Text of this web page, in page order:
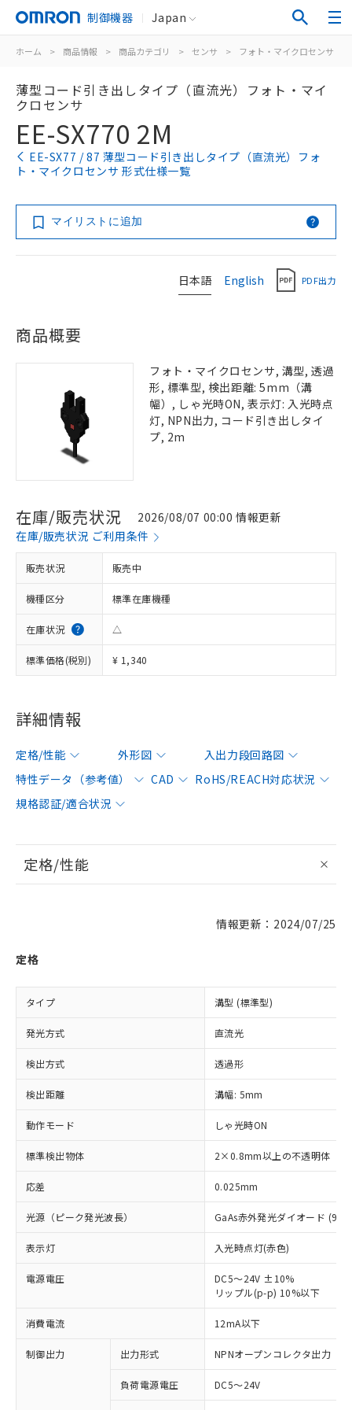
制御機器 Japan
ホーム > 商品情報 > 商品カテゴリ > センサ > フォト・マイクロセンサ
薄型コード引き出しタイプ（直流光）フォト・マイ
クロセンサ
EE-SX770 2M
EE-SX77 / 87 薄型コード引き出しタイプ（直流光）フォ
ト・マイクロセンサ 形式仕様一覧
マイリストに追加
日本語 English PDF出力
商品概要
フォト・マイクロセンサ, 溝型, 透過
形, 標準型, 検出距離: 5mm（溝
幅）, しゃ光時ON, 表示灯: 入光時点
灯, NPN出力, コード引き出しタイ
プ, 2m
在庫/販売状況
2026/08/07 00:00 情報更新
在庫/販売状況 ご利用条件
販売状況 販売中
機種区分 標準在庫機種
在庫状況 △
標準価格(税別) ¥ 1,340
詳細情報
定格/性能 外形図
入出力段回路図
特性データ（参考値）
CAD
RoHS/REACH対応状況
規格認証/適合状況
定格/性能
情報更新：2024/07/25
定格
タイプ 溝型 (標準型)
発光方式 直流光
検出方式 透過形
検出距離 溝幅: 5mm
動作モード しゃ光時ON
標準検出物体 2×0.8mm以上の不透明体
応差 0.025mm
光源（ピーク発光波長） GaAs赤外発光ダイオード
表示灯 入光時点灯(赤色)
電源電圧
DC5～24V ±10%
リップル(p-p) 10%以下
消費電流 12mA以下
制御出力 出力形式 NPNオープンコレクタ出力
負荷電源電圧 DC5～24V
※1 対応状況
対応済み：EU RoHS指令（10物質）の
非含有に対応した製品が提供可能な商品で
対応予定：EU RoHS指令（10物質）の非含